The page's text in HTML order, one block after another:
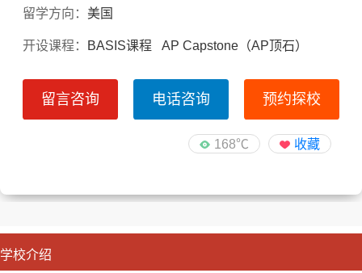
留学方向： 美国
开设课程： BASIS课程 AP Capstone（AP顶石）
留言咨询 电话咨询 预约探校
168℃ 收藏
学校介绍